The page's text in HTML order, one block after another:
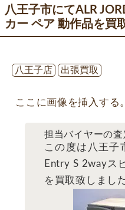
八王子市にてALR
カー ペア 動作品を買
八王子店
出張買取
ここに画像を挿入する。
担当バイヤーの査
この度は八王子
Entry S 2wayス
を買取致しまし